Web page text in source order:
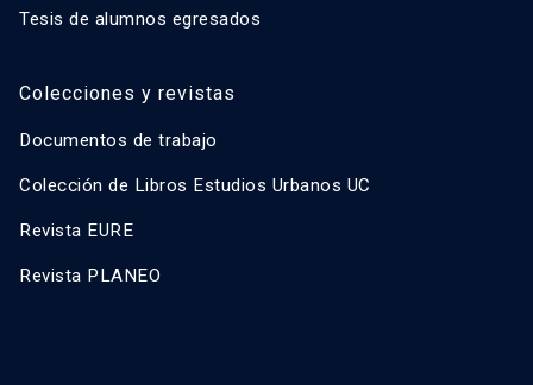
Tesis de alumnos egresados
Colecciones y revistas
Documentos de trabajo
Colección de Libros Estudios Urbanos UC
Revista EURE
Revista PLANEO